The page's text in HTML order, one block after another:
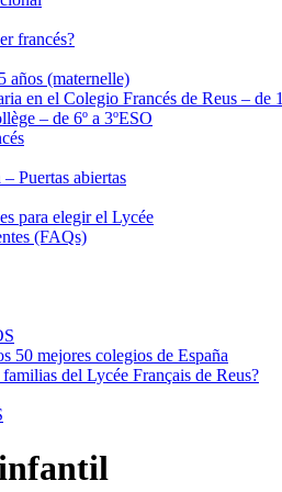
francés?
años (maternelle)
en el Colegio Francés de Reus – de
– de 6º a 3ºESO
Puertas abiertas
para elegir el Lycée
(FAQs)
50 mejores colegios de España
del Lycée Français de Reus?